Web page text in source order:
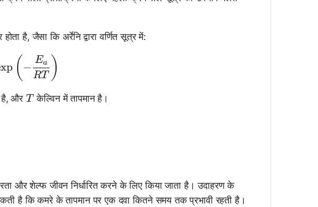
होता है, जैसा कि अर्रेनि द्वारा वर्णित सूत्र में:
k = A \cdot \exp\left(-\frac{E_a}{RT}\right)
( −
RT
Ea )
है, और T
T केल्विन में तापमान है।
और शेल्फ जीवन निर्धारित करने के लिए किया जाता है। उदाहरण के
है कि कमरे के तापमान पर एक दवा कितने समय तक प्रभावी रहती है।